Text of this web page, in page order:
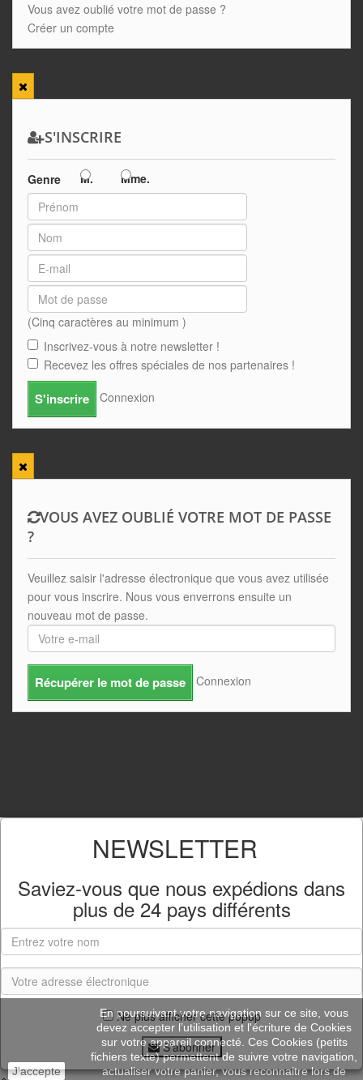
J'accepte
En poursuivant votre navigation sur ce site, vous
devez accepter l’utilisation et l'écriture de Cookies
sur votre appareil connecté. Ces Cookies (petits
fichiers texte) permettent de suivre votre navigation,
actualiser votre panier, vous reconnaitre lors de
Vous avez oublié votre mot de passe ?
Créer un compte
S'INSCRIRE
Genre M. Mme.
(Cinq caractères au minimum )
Inscrivez-vous à notre newsletter !
Recevez les offres spéciales de nos partenaires !
S'inscrire Connexion
VOUS AVEZ OUBLIÉ VOTRE MOT DE PASSE
?
Veuillez saisir l'adresse électronique que vous avez utilisée
pour vous inscrire. Nous vous enverrons ensuite un
nouveau mot de passe.
Récupérer le mot de passe Connexion
NEWSLETTER
Saviez-vous que nous expédions dans
plus de24 pays différents
Ne plus afficher cette popup
S'abonner